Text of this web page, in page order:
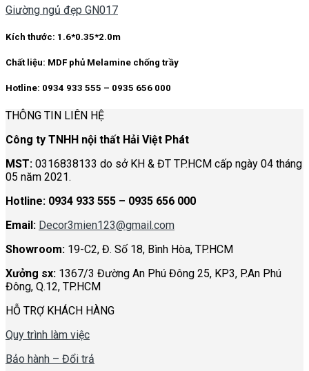
Giường ngủ đẹp GN017
Kích thước: 1.6*0.35*2.0m
Chất liệu: MDF phủ Melamine chống trầy
Hotline: 0934 933 555 – 0935 656 000
THÔNG TIN LIÊN HỆ
Công ty TNHH nội thất Hải Việt Phát
MST: 0316838133 do sở KH & ĐT TP.HCM cấp ngày 04 tháng
05 năm 2021.
Hotline: 0934 933 555 – 0935 656 000
Email: Decor3mien123@gmail.com
Showroom: 19-C2, Đ. Số 18, Bình Hòa, TP.HCM
Xưởng sx: 1367/3 Đường An Phú Đông 25, KP3, P.An Phú
Đông, Q.12, TP.HCM
HỖ TRỢ KHÁCH HÀNG
Quy trình làm việc
Bảo hành – Đổi trả